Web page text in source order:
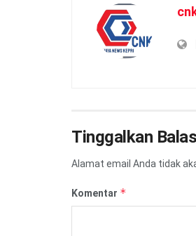
Tinggalkan
Alamat email Anda tidak
Komentar *